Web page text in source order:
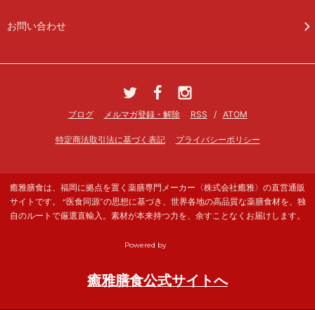
お問い合わせ
ブログ メルマガ登録・解除 RSS / ATOM
特定商法取引法に基づく表記 プライバシーポリシー
癒雅膳食は、福岡に拠点を置く薬膳専門メーカー〈株式会社癒雅〉の直営通販
サイトです。 “医食同源”の思想に基づき、世界各地の高品質な薬膳食材を、独
自のルートで厳選直輸入。素材が本来持つ力を、余すことなくお届けします。
Powered by
癒雅膳食公式サイトへ